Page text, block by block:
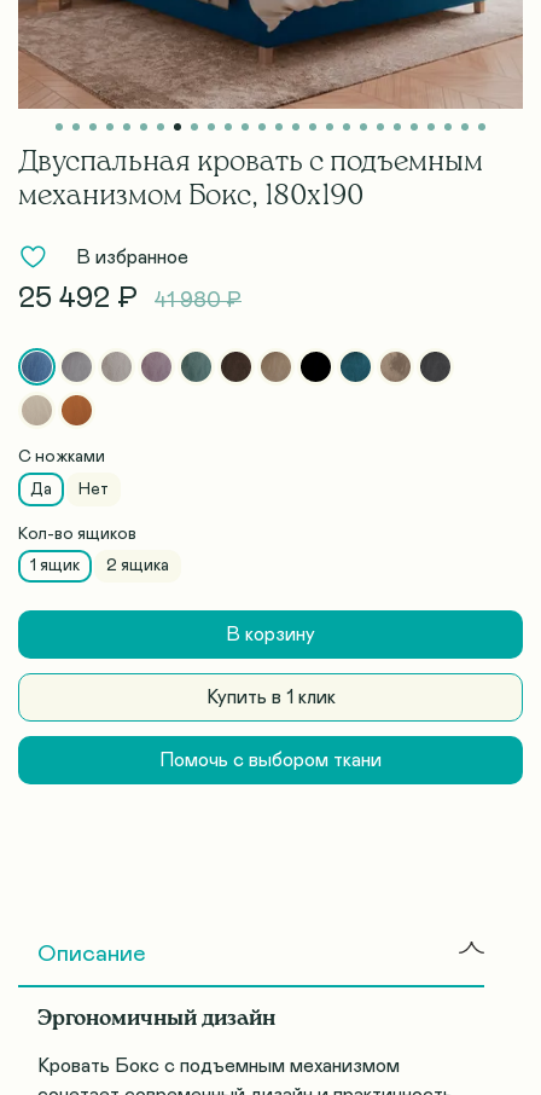
Двуспальная кровать с подъемным
механизмом Бокс, 180х190
В избранное
25 492 ₽ 41 980 ₽
С ножками
Да
Нет
Кол-во ящиков
1 ящик
2 ящика
В корзину
Купить в 1 клик
Помочь с выбором ткани
Описание
Эргономичный дизайн
Кровать Бокс с подъемным механизмом